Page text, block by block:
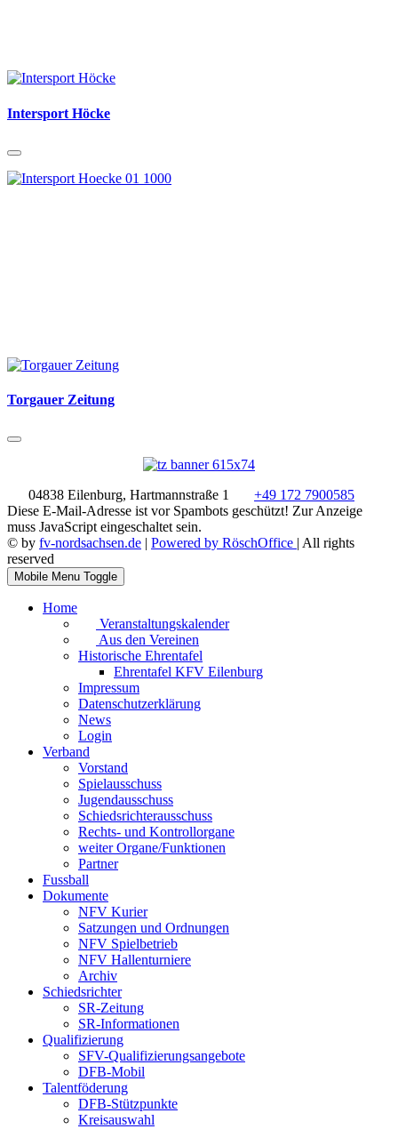
Intersport Höcke
Torgauer Zeitung
04838 Eilenburg, Hartmannstraße 1
+49 172 7900585
Diese E-Mail-Adresse ist vor Spambots geschützt! Zur Anzeige
muss JavaScript eingeschaltet sein.
© by fv-nordsachsen.de Powered by RöschOffice | All rights
reserved
Mobile Menu Toggle
Home
Veranstaltungskalender
Aus den Vereinen
Historische Ehrentafel
Ehrentafel KFV Eilenburg
Impressum
Datenschutzerklärung
News
Login
Verband
Vorstand
Spielausschuss
Jugendausschuss
Schiedsrichterausschuss
Rechts- und Kontrollorgane
weiter Organe/Funktionen
Partner
Fussball
Dokumente
NFV Kurier
Satzungen und Ordnungen
NFV Spielbetrieb
NFV Hallenturniere
Archiv
Schiedsrichter
SR-Zeitung
SR-Informationen
Qualifizierung
SFV-Qualifizierungsangebote
DFB-Mobil
Talentföderung
DFB-Stützpunkte
Kreisauswahl